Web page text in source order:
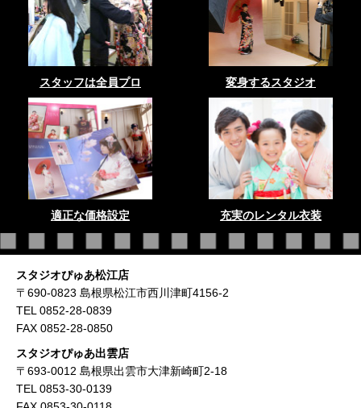
スタッフは全員プロ 変身するスタジオ
適正な価格設定 充実のレンタル衣装
スタジオぴゅあ松江店
〒690-0823 島根県松江市西川津町4156-2
TEL 0852-28-0839
FAX 0852-28-0850
スタジオぴゅあ出雲店
〒693-0012 島根県出雲市大津新崎町2-18
TEL 0853-30-0139